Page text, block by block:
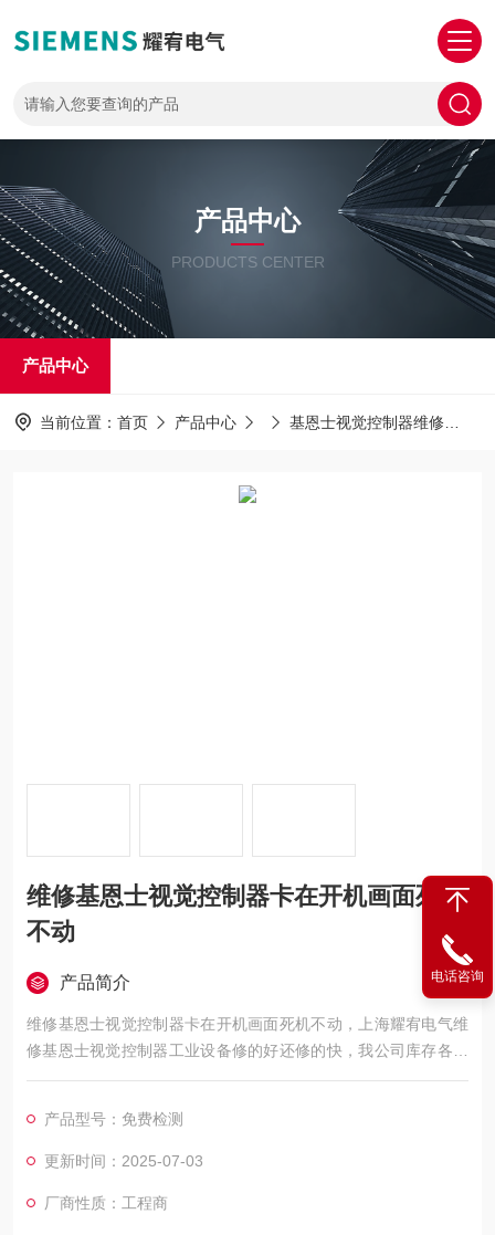
产品中心
PRODUCTS CENTER
产品中心
当前位置： 首页 产品中心 基恩士视觉控制器维修
维修基恩士视觉控制器卡在开机画面死机
不动
产品简介
维修基恩士视觉控制器卡在开机画面死机不动，上海耀宥电气维
修基恩士视觉控制器工业设备修的好还修的快，我公司库存各系
列基恩士配件及维修所需配件，模块，电容，芯片等核心配件都
以发给我公司处理，另外公司基恩士模拟测试平台等在线测速仪
都齐全，在加上基恩士维修团队，可以确保基恩士视觉控制器维
士用户的
产品型号：免费检测
更新时间：2025-07-03
厂商性质：工程商
电话咨询